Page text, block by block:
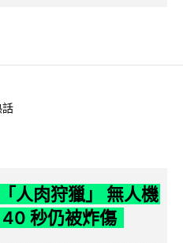
人肉狩獵」 無人機
秒仍被炸傷